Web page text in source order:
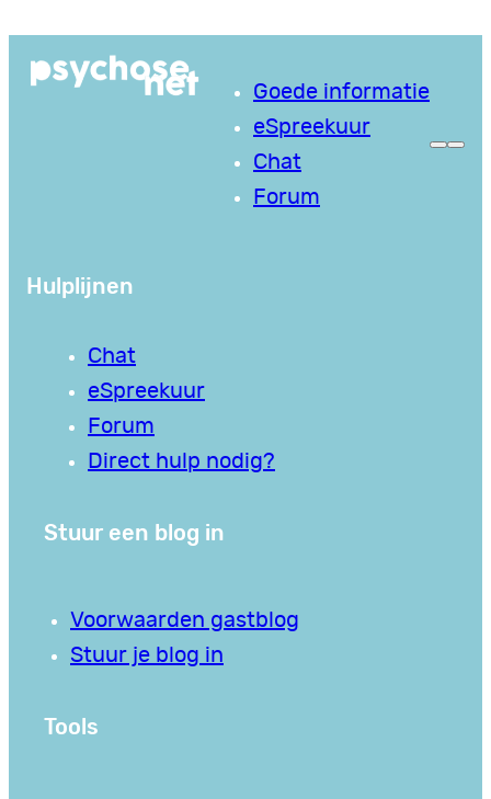
naar
Goede informatie
eSpreekuur
Chat
Forum
Hulplijnen
Chat
eSpreekuur
Forum
Direct hulp nodig?
Stuur een blog in
Voorwaarden gastblog
Stuur je blog in
Tools